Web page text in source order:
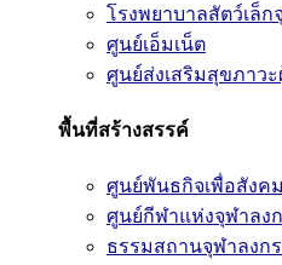
โรงพยาบาลสัตว์เล็ก
ศูนย์เอ็มเน็ต
ศูนย์ส่งเสริมสุขภาวะ
พื้นที่สร้างสรรค์
ศูนย์พันธกิจเพื่อสังคม
ศูนย์กีฬาแห่งจุฬาลง
ธรรมสถานจุฬาลงก